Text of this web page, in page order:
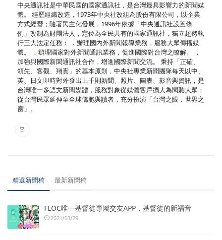
中央通訊社是中華民國的國家通訊社，是台灣最具影響力的新聞媒
體。 經歷組織改造，1973年中央社改組為股份有限公司，以企業
方式經營；隨著民主化發展，1996年依據「中央通訊社設置條
例」改制為財團法人，定位為全民共有的國家通訊社，獨立超然執
行三大法定任務： ．辦理國內外新聞報導業務，服務大眾傳播媒
體。 ．辦理國家對外新聞通訊業務，促進國際對台灣之瞭解。 ．
加強與國際新聞通訊社合作，增進國際新聞交流。 秉持「正確、
領先、客觀、翔實」的基本原則，中央社專業新聞團隊每天以中、
英、日文即時對外發出上千則新聞、照片、圖表、影音與資訊，是
台灣唯一多語文新聞媒體，服務對象從媒體客戶擴大為閱聽大眾；
從台灣民眾延伸至全球僑胞與讀者，充分扮演「台灣之眼，世界之
窗」。
精選新聞稿 最新新聞稿
FLOC唯一基督徒專屬交友APP，基督徒的新福音
2021/03/29